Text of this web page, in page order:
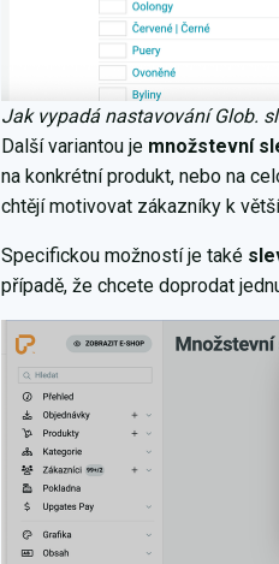
Jak vypadá nastavování Glob.
Další variantou je množstevní
na konkrétní produkt, nebo na
chtějí motivovat zákazníky k
Specifickou možností je také
případě, že chcete doprodat